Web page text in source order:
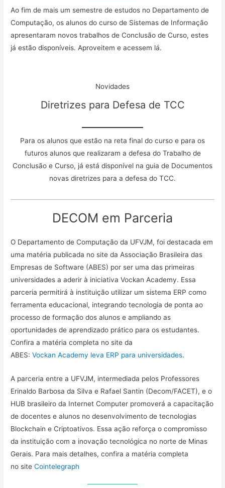
Ao fim de mais um semestre de estudos no Departamento de
Computação, os alunos do curso de Sistemas de Informação
apresentaram novos trabalhos de Conclusão de Curso, estes
já estão disponíveis. Aproveitem e acessem lá.
Novidades
Diretrizes para Defesa de TCC
Para os alunos que estão na reta final do curso e para os
futuros alunos que realizaram a defesa do Trabalho de
Conclusão e Curso, já está disponível na guia de Documentos
novas diretrizes para a defesa do TCC.
DECOM em Parceria
O Departamento de Computação da UFVJM, foi destacada em
uma matéria publicada no site da Associação Brasileira das
Empresas de Software (ABES) por ser uma das primeiras
universidades a aderir à iniciativa Vockan Academy. Essa
parceria permitirá à instituição utilizar um sistema ERP como
ferramenta educacional, integrando tecnologia de ponta ao
processo de formação dos alunos e ampliando as
oportunidades de aprendizado prático para os estudantes.
Confira a matéria completa no site da
ABES:Vockan Academy leva ERP para universidades.
A parceria entre a UFVJM, intermediada pelos Professores
Erinaldo Barbosa da Silva e Rafael Santin (Decom/FACET), e o
HUB brasileiro da Internet Computer promoverá a capacitação
de docentes e alunos no desenvolvimento de tecnologias
Blockchain e Criptoativos. Essa ação reforça o compromisso
da instituição com a inovação tecnológica no norte de Minas
Gerais. Para mais detalhes, confira a matéria completa
no siteCointelegraph